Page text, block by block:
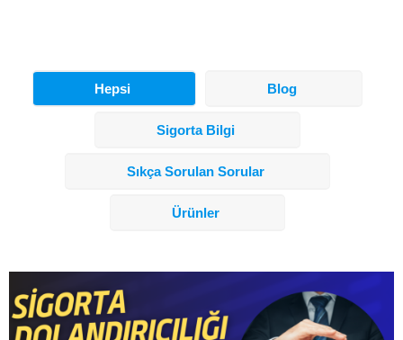
Hepsi Blog
Sigorta Bilgi
Sıkça Sorulan Sorular
Ürünler